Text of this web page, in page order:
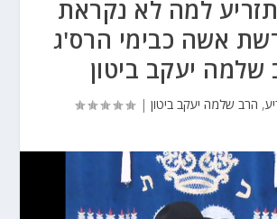
למה לא נקראת
אשה כבימי הרס'ג
שלמה יעקב ביטון
, הרב שלמה יעקב ביטון |